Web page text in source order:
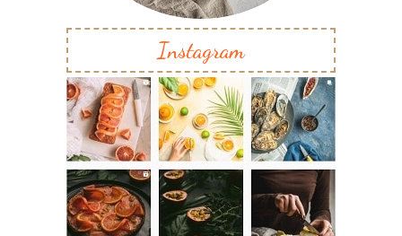
Instagram